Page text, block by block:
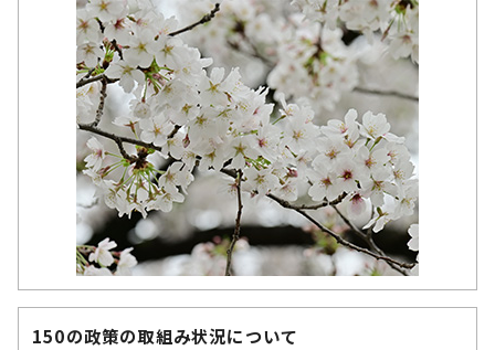
150の政策の取組み状況について